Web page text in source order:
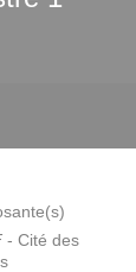
- Cité des